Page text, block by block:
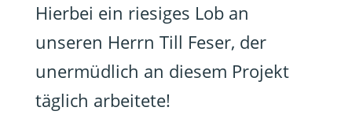
Hierbei ein riesiges Lob an
unseren Herrn Till Feser, der
unermüdlich an diesem Projekt
täglich arbeitete!